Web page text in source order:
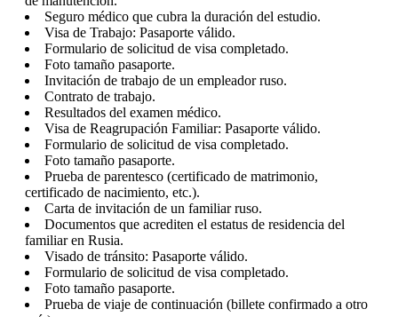
Seguro médico que cubra la duración del estudio.
Visa de Trabajo: Pasaporte válido.
Formulario de solicitud de visa completado.
Foto tamaño pasaporte.
Invitación de trabajo de un empleador ruso.
Contrato de trabajo.
Resultados del examen médico.
Visa de Reagrupación Familiar: Pasaporte válido.
Formulario de solicitud de visa completado.
Foto tamaño pasaporte.
Prueba de parentesco (certificado de matrimonio,
certificado de nacimiento, etc.).
Carta de invitación de un familiar ruso.
Documentos que acrediten el estatus de residencia del
familiar en Rusia.
Visado de tránsito: Pasaporte válido.
Formulario de solicitud de visa completado.
Foto tamaño pasaporte.
Prueba de viaje de continuación (billete confirmado a otro